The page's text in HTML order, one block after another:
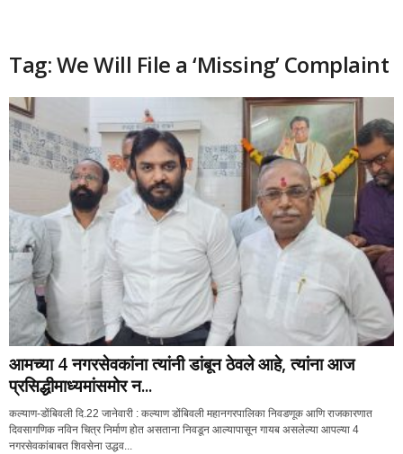
Tag: We Will File a ‘Missing’ Complaint
आमच्या 4 नगरसेवकांना त्यांनी डांबून ठेवले आहे, त्यांना आज
प्रसिद्धीमाध्यमांसमोर न...
कल्याण-डोंबिवली दि.22 जानेवारी : कल्याण डोंबिवली महानगरपालिका निवडणूक आणि राजकारणात
दिवसागणिक नविन चित्र निर्माण होत असताना निवडून आल्यापासून गायब असलेल्या आपल्या 4
नगरसेवकांबाबत शिवसेना उद्धव...